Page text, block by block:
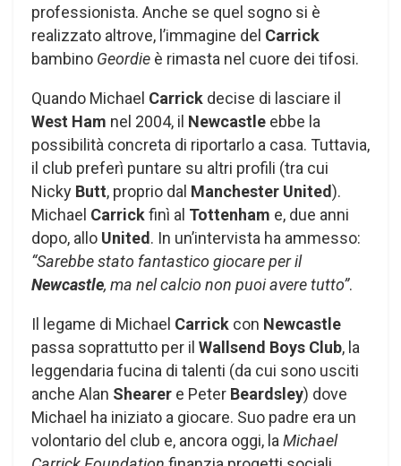
professionista. Anche se quel sogno si è
realizzato altrove, l’immagine del Carrick
bambino Geordie è rimasta nel cuore dei tifosi.
Quando Michael Carrick decise di lasciare il
West Ham nel 2004, il Newcastle ebbe la
possibilità concreta di riportarlo a casa. Tuttavia,
il club preferì puntare su altri profili (tra cui
Nicky Butt, proprio dal Manchester United).
Michael Carrickfinì al Tottenham e, due anni
dopo, allo United . In un’intervista ha ammesso:
“Sarebbe stato fantastico giocare per il
Newcastle, ma nel calcio non puoi avere tutto”.
Il legame di Michael Carrick con Newcastle
passa soprattutto per il Wallsend Boys Club, la
leggendaria fucina di talenti (da cui sono usciti
anche Alan Shearer e Peter Beardsley) dove
Michael ha iniziato a giocare. Suo padre era un
volontario del club e, ancora oggi, la Michael